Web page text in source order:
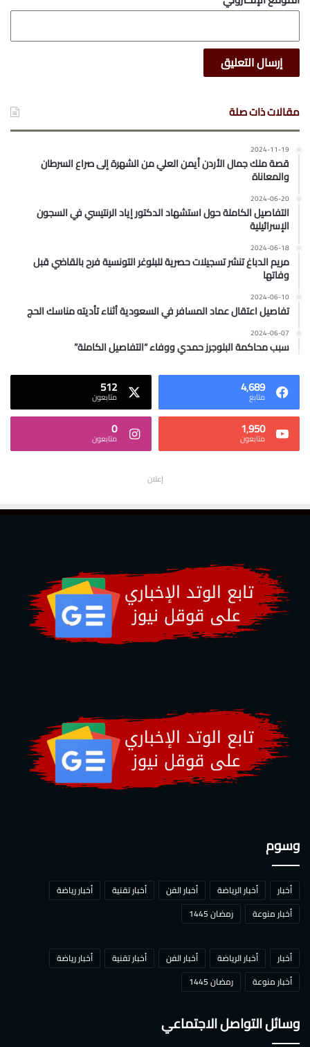
مقالات ذات صلة
2024-11-19
قصة ملك جمال الأردن أيمن العلي من الشهرة إلى صراع السرطان
والمعاناة
2024-06-20
التفاصيل الكاملة حول استشهاد الدكتور إياد الرنتيسي في السجون
الإسرائيلية
2024-06-18
مريم الدباغ تنشر تسجيلات حصرية للبلوغر التونسية فرح بالقاضي قبل
وفاتها
2024-06-10
تفاصيل اعتقال عماد المسافر في السعودية أثناء تأديته مناسك الحج
2024-06-07
سبب محاكمة البلوجرز حمدي ووفاء “التفاصيل الكاملة”
4٬689
متابع 512
متابعون
1٬950
متابعون 0
متابعون
إعلان
وسوم
أخبار أخبار الرياضة أخبار الفن أخبار تقنية
أخبار رياضة
أخبار منوعة
رمضان 1445
أخبار أخبار الرياضة أخبار الفن أخبار تقنية
أخبار رياضة
أخبار منوعة
رمضان 1445
وسائل التواصل الاجتماعي